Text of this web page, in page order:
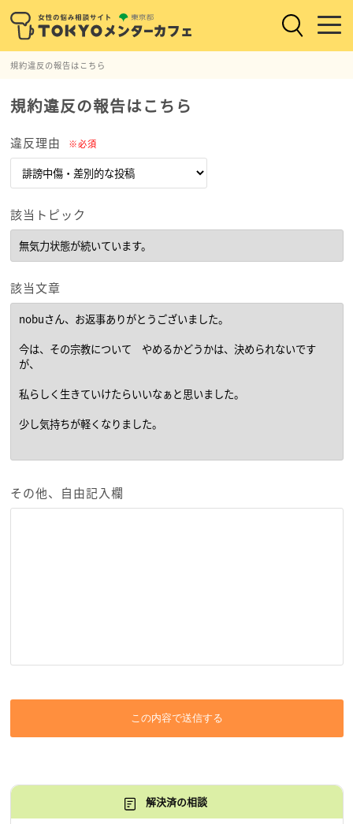
規約違反の報告はこちら
規約違反の報告はこちら
違反理由 ※必須
該当トピック
該当文章
その他、自由記入欄
この内容で送信する
解決済の相談